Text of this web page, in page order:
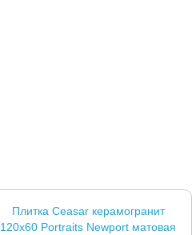
Плитка Ceasar керамогранит
120x60 Portraits Newport матовая